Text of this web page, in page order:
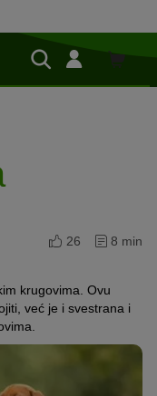
Shop
26
8 min
krugovima. Ovu
već je i svestrana i